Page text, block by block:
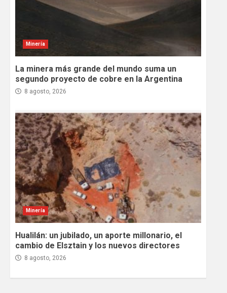
Minería
La minera más grande del mundo suma un
segundo proyecto de cobre en la Argentina
8 agosto, 2026
Minería
Hualilán: un jubilado, un aporte millonario, el
cambio de Elsztain y los nuevos directores
8 agosto, 2026